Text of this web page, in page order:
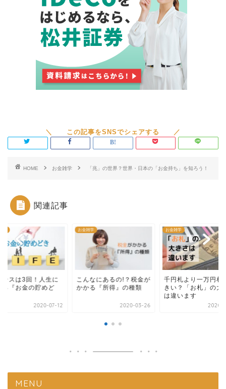
HOME お金雑学 「兆」の世界？世界・日本の「お金持ち」を知ろう！
関連記事
ンスは3回！人生に
る『お金の貯めど
2020-07-12
お金雑学
こんなにあるの!？税金が
かかる『所得』の種類
2020-03-26
お金雑学
千円札より一万円札
きい？「お札」の大
は違います
2020-
MENU